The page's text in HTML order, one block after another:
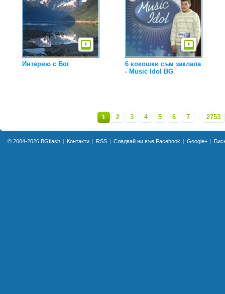
Интервю с Бог
6 кокошки съм заклала
- Music Idol BG
1 2 3 4 5 6 7 ... 2753»
© 2004-2026 BGflash Контакти RSS Следвай ни във Facebook Google+